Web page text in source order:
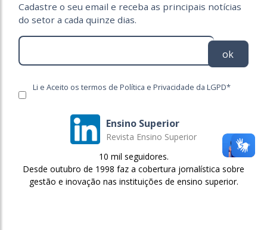
Cadastre o seu email e receba as principais notícias
do setor a cada quinze dias.
ok
Li e Aceito os termos de Política e Privacidade da LGPD*
Ensino Superior
Revista Ensino Superior
10 mil seguidores.
Desde outubro de 1998 faz a cobertura jornalística sobre
gestão e inovação nas instituições de ensino superior.